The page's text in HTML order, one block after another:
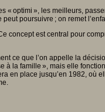
optimi », les meilleurs,
poursuivre ; on remet
concept est central pour
ce que l’on appelle la
la famille », mais elle
en place jusqu’en 1982, où